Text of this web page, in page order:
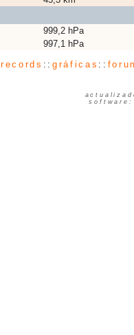
999,2 hPa
997,1 hPa
records :: gráficas ::